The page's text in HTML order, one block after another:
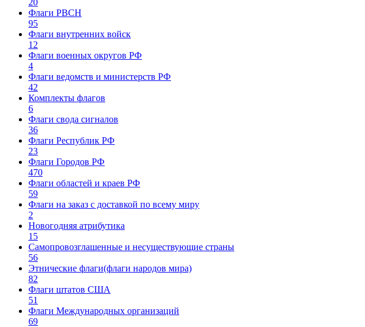
20
Флаги РВСН
95
Флаги внутренних войск
12
Флаги военных округов РФ
4
Флаги ведомств и министерств РФ
42
Комплекты флагов
6
Флаги свода сигналов
36
Флаги Республик РФ
23
Флаги Городов РФ
470
Флаги областей и краев РФ
59
Флаги на заказ с доставкой по всему миру
2
Новогодняя атрибутика
15
Самопровозглашенные и несуществующие страны
56
Этнические флаги(флаги народов мира)
82
Флаги штатов США
51
Флаги Международных организаций
69